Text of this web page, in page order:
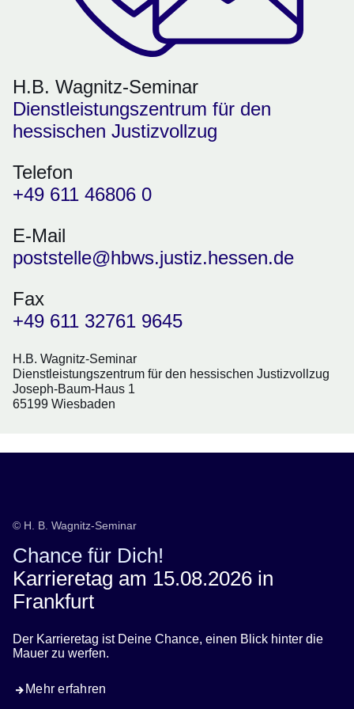
H.B. Wagnitz-Seminar
Dienstleistungszentrum für den
hessischen Justizvollzug
Telefon
+49 611 46806 0
E-Mail
poststelle@hbws.justiz.hessen.de
Fax
+49 611 32761 9645
H.B. Wagnitz-Seminar
Dienstleistungszentrum für den hessischen Justizvollzug
Joseph-Baum-Haus 1
65199 Wiesbaden
© H. B. Wagnitz-Seminar
Chance für Dich!
Karrieretag am 15.08.2026 in
Frankfurt
Der Karrieretag ist Deine Chance, einen Blick hinter die
Mauer zu werfen.
Mehr erfahren